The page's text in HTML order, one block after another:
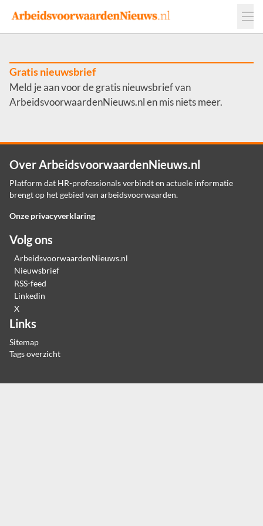
Events
Adverteren
Werkgevers
Contact
Gratis nieuwsbrief
Meld je aan voor de gratis nieuwsbrief van
ArbeidsvoorwaardenNieuws.nl en mis niets meer.
Over ArbeidsvoorwaardenNieuws.nl
Platform dat HR-professionals verbindt en actuele informatie
brengt op het gebied van arbeidsvoorwaarden.
Onze privacyverklaring
Volg ons
ArbeidsvoorwaardenNieuws.nl
Nieuwsbrief
RSS-feed
Linkedin
X
Links
Sitemap
Tags overzicht